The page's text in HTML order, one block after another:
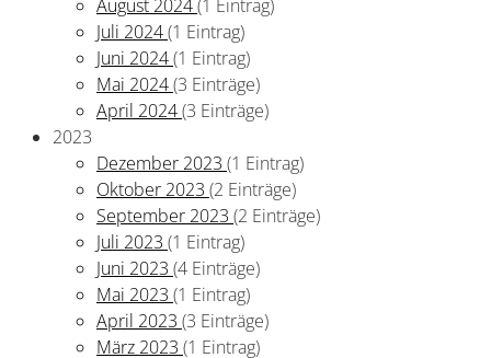
August 2024(1 Eintrag)
Juli 2024(1 Eintrag)
Juni 2024(1 Eintrag)
Mai 2024(3 Einträge)
April 2024(3 Einträge)
2023
Dezember 2023 (1 Eintrag)
Oktober 2023 (2 Einträge)
September 2023 (2 Einträge)
Juli 2023 (1 Eintrag)
Juni 2023 (4 Einträge)
Mai 2023 (1 Eintrag)
April 2023 (3 Einträge)
März 2023 (1 Eintrag)